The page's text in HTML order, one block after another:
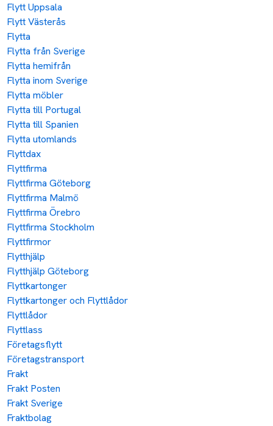
Flytt Uppsala
Flytt Västerås
Flytta
Flytta från Sverige
Flytta hemifrån
Flytta inom Sverige
Flytta möbler
Flytta till Portugal
Flytta till Spanien
Flytta utomlands
Flyttdax
Flyttfirma
Flyttfirma Göteborg
Flyttfirma Malmö
Flyttfirma Örebro
Flyttfirma Stockholm
Flyttfirmor
Flytthjälp
Flytthjälp Göteborg
Flyttkartonger
Flyttkartonger och Flyttlådor
Flyttlådor
Flyttlass
Företagsflytt
Företagstransport
Frakt
Frakt Posten
Frakt Sverige
Fraktbolag